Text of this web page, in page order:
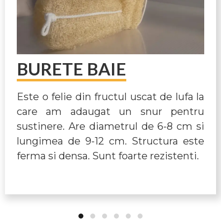
BURETE BAIE
Este o felie din fructul uscat de lufa la
care am adaugat un snur pentru
sustinere. Are diametrul de 6-8 cm si
lungimea de 9-12 cm. Structura este
ferma si densa. Sunt foarte rezistenti.